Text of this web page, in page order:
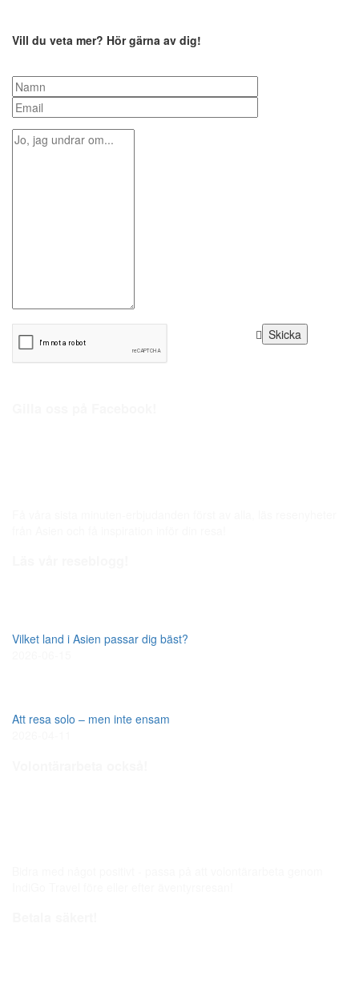
Vill du veta mer? Hör gärna av dig!
Vilket land i Asien passar dig bäst?
Att resa solo – men inte ensam